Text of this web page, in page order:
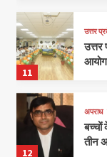
11
उत्तर
उत्तर
12
अपराध
बच्चों
तीन